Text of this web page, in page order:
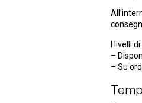
I livelli
–
– Su